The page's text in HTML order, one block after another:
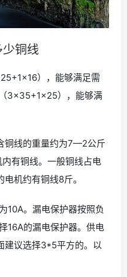
铜线
），能够满足需
3×35+1×25），能够满
铜线的重量约为7—2公斤
有铜线。一般铜线占电
机约有铜线8斤。
10A。漏电保护器按照负
16A的漏电保护器。供电
建议选择3*5平方的。以